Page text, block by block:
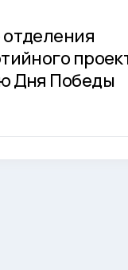
Дня Победы